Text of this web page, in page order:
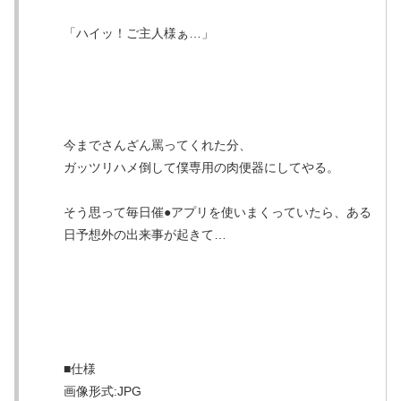
「ハイッ！ご主人様ぁ…」
今までさんざん罵ってくれた分、
ガッツリハメ倒して僕専用の肉便器にしてやる。
そう思って毎日催●アプリを使いまくっていたら、ある
日予想外の出来事が起きて…
■仕様
画像形式:JPG